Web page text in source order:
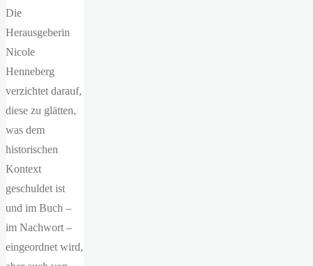
Die
Herausgeberin
Nicole
Henneberg
verzichtet darauf,
diese zu glätten,
was dem
historischen
Kontext
geschuldet ist
und im Buch –
im Nachwort –
eingeordnet wird,